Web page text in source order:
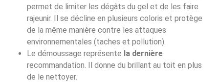
permet de limiter les dégâts du gel et de les faire
rajeunir. Il se décline en plusieurs coloris et protège
de la même manière contre les attaques
environnementales (taches et pollution).
Le démoussage représente la dernière
recommandation. Il donne du brillant au toit en plus
de le nettoyer.